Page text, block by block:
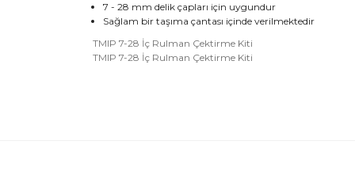
7 - 28 mm delik çapları için uygundur
Sağlam bir taşıma çantası içinde verilmektedir
TMIP 7-28 İç Rulman Çektirme Kiti
TMIP 7-28 İç Rulman Çektirme Kiti